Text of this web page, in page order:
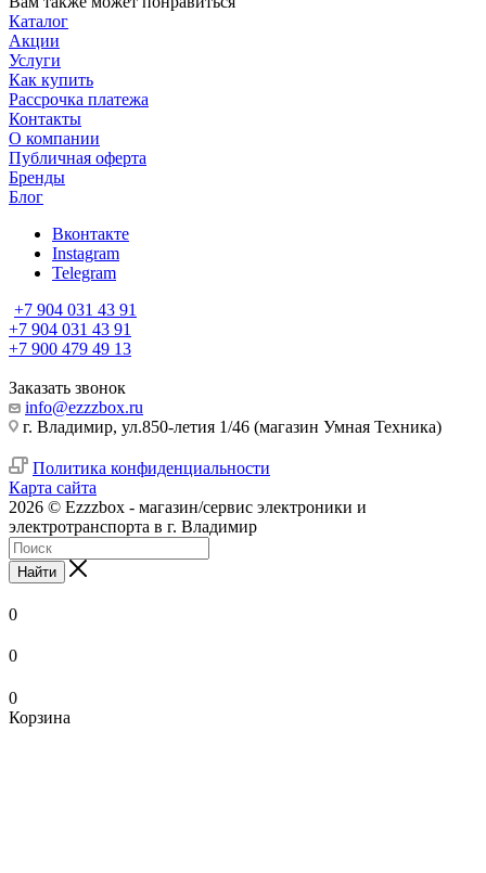
Каталог
Акции
Услуги
Как купить
Рассрочка платежа
Контакты
О компании
Публичная оферта
Бренды
Блог
Вконтакте
Instagram
Telegram
+7 904 031 43 91
+7 904 031 43 91
+7 900 479 49 13
Заказать звонок
info@ezzzbox.ru
г. Владимир, ул.850-летия 1/46 (магазин Умная Техника)
Политика конфиденциальности
Карта сайта
2026 © Ezzzbox - магазин/сервис электроники и
электротранспорта в г. Владимир
Найти
0
0
0
Корзина